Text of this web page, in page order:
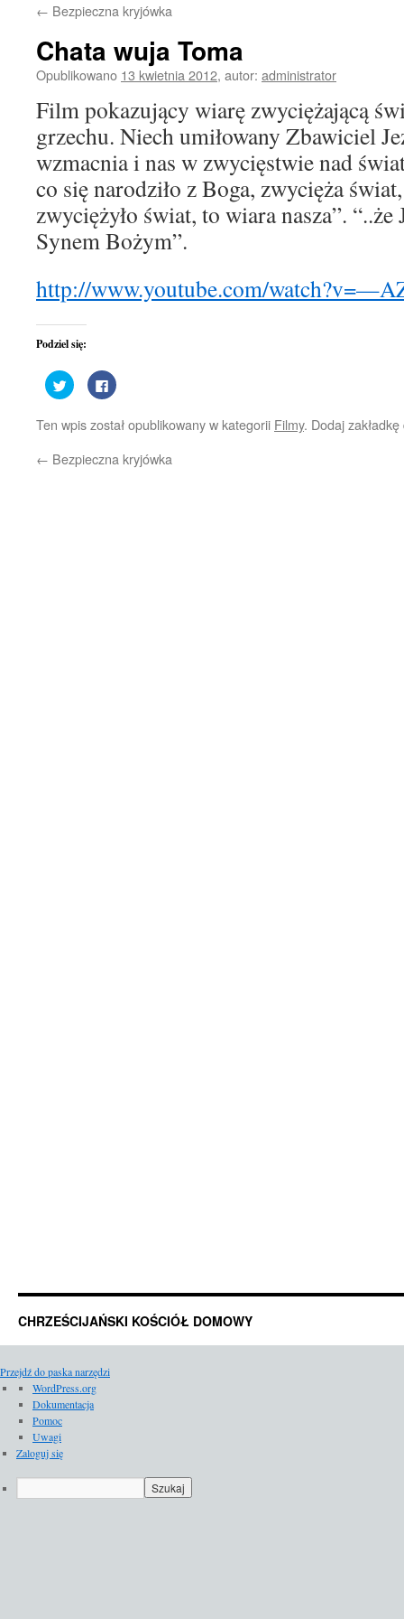
treści
← Bezpieczna kryjówka
Chata wuja Toma
Opublikowano 13 kwietnia 2012, autor: administrator
Film pokazujący wiarę zwyciężającą
grzechu. Niech umiłowany Zbawiciel
wzmacnia i nas w zwycięstwie nad
co się narodziło z Boga, zwycięża
zwyciężyło świat, to wiara nasza”.
Synem Bożym”.
http://www.youtube.com/
Podziel się:
Udostępnij
na
Twitterze(Otwiera
w
nowym
Kliknij,
aby
Facebooku(Otwiera
nowym
oknie)
Ten wpis został opublikowany w kategorii Filmy. Dodaj
← Bezpieczna kryjówka
CHRZEŚCIJAŃSKI KOŚCIÓŁ DOMOWY
Przejdź do paska narzędzi
O
WordPressie
WordPress.org
Dokumentacja
Pomoc
Uwagi
Zaloguj się
Szukaj